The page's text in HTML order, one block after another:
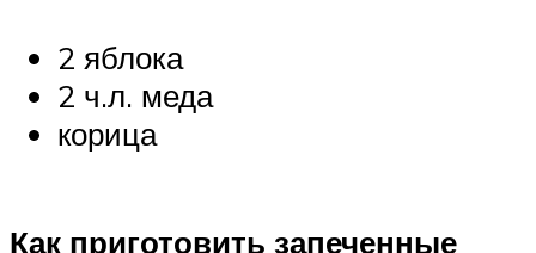
2 яблока
2 ч.л. меда
корица
Как приготовить запеченные